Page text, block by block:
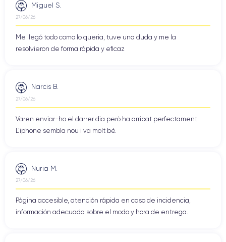
Miguel S.
27/06/26
Me llegó todo como lo queria, tuve una duda y me la
resolvieron de forma rápida y eficaz
Narcis B.
27/06/26
Varen enviar-ho el darrer dia però ha arribat perfectament.
L'iphone sembla nou i va molt bé.
Nuria M.
27/06/26
Página accesible, atención rápida en caso de incidencia,
información adecuada sobre el modo y hora de entrega.